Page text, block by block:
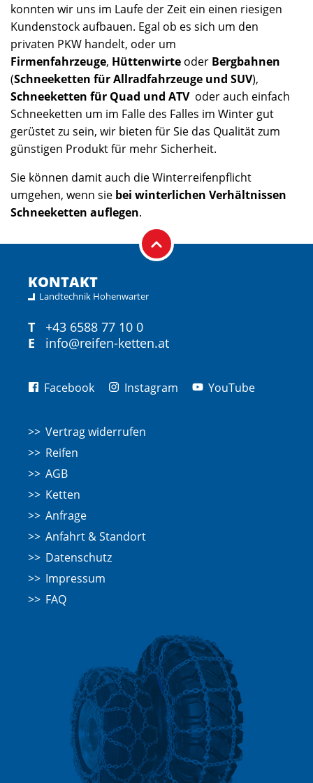
konnten wir uns im Laufe der Zeit ein einen riesigen
Kundenstock aufbauen. Egal ob es sich um den
privaten PKW handelt, oder um
Firmenfahrzeuge, Hüttenwirte oder Bergbahnen
(Schneeketten für Allradfahrzeuge und SUV),
Schneeketten für Quad und ATVoder auch einfach
Schneeketten um im Falle des Falles im Winter gut
gerüstet zu sein, wir bieten für Sie das Qualität zum
günstigen Produkt für mehr Sicherheit.
Sie können damit auch die Winterreifenpflicht
umgehen, wenn sie bei winterlichen Verhältnissen
Schneeketten auflegen.
KONTAKT
Landtechnik Hohenwarter
T
+43 6588 77 10 0
E
info@reifen-ketten.at
Facebook Instagram YouTube
Vertrag widerrufen
Reifen
AGB
Ketten
Anfrage
Anfahrt & Standort
Datenschutz
Impressum
FAQ